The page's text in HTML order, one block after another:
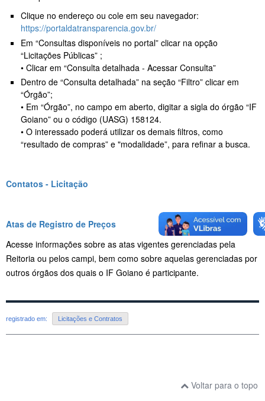
Clique no endereço ou cole em seu navegador:
https://portaldatransparencia.gov.br/
Em “Consultas disponíveis no portal” clicar na opção
“Licitações Públicas” ;
• Clicar em “Consulta detalhada - Acessar Consulta”
Dentro de “Consulta detalhada” na seção “Filtro” clicar em
“Órgão”;
• Em “Órgão”, no campo em aberto, digitar a sigla do órgão “IF
Goiano” ou o código (UASG) 158124.
• O interessado poderá utilizar os demais filtros, como
“resultado de compras” e "modalidade”, para refinar a busca.
Contatos - Licitação
Atas de Registro de Preços
Acesse informações sobre as atas vigentes gerenciadas pela
Reitoria ou pelos campi, bem como sobre aquelas gerenciadas por
outros órgãos dos quais o IF Goiano é participante.
registrado em: Licitações e Contratos
Voltar para o topo